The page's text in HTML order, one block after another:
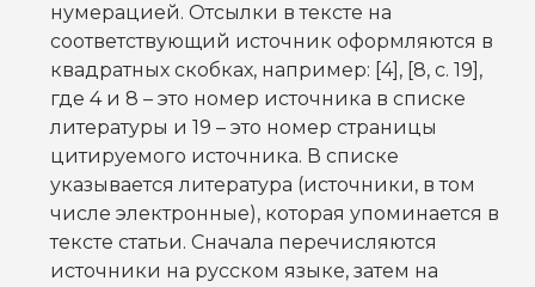
нумерацией. Отсылки в тексте на
соответствующий источник оформляются в
квадратных скобках, например: [4], [8, с. 19],
где 4 и 8 – это номер источника в списке
литературы и 19 – это номер страницы
цитируемого источника. В списке
указывается литература (источники, в том
числе электронные), которая упоминается в
тексте статьи. Сначала перечисляются
источники на русском языке, затем на